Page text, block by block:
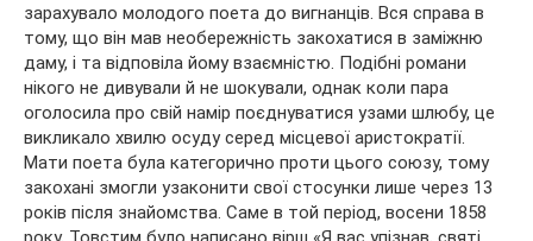
зарахувало молодого поета до вигнанців. Вся справа в
тому, що він мав необережність закохатися в заміжню
даму, і та відповіла йому взаємністю. Подібні романи
нікого не дивували й не шокували, однак коли пара
оголосила про свій намір поєднуватися узами шлюбу, це
викликало хвилю осуду серед місцевої аристократії.
Мати поета була категорично проти цього союзу, тому
закохані змогли узаконити свої стосунки лише через 13
років після знайомства. Саме в той період, восени 1858